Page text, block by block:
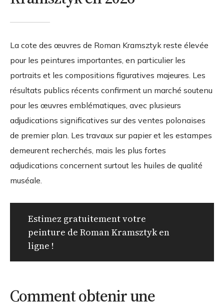
La cote des œuvres de Roman Kramsztyk reste élevée
pour les peintures importantes, en particulier les
portraits et les compositions figuratives majeures. Les
résultats publics récents confirment un marché soutenu
pour les œuvres emblématiques, avec plusieurs
adjudications significatives sur des ventes polonaises
de premier plan. Les travaux sur papier et les estampes
demeurent recherchés, mais les plus fortes
adjudications concernent surtout les huiles de qualité
muséale.
Estimez gratuitement votre
peinture de Roman Kramsztyk en
ligne !
Comment obtenir une